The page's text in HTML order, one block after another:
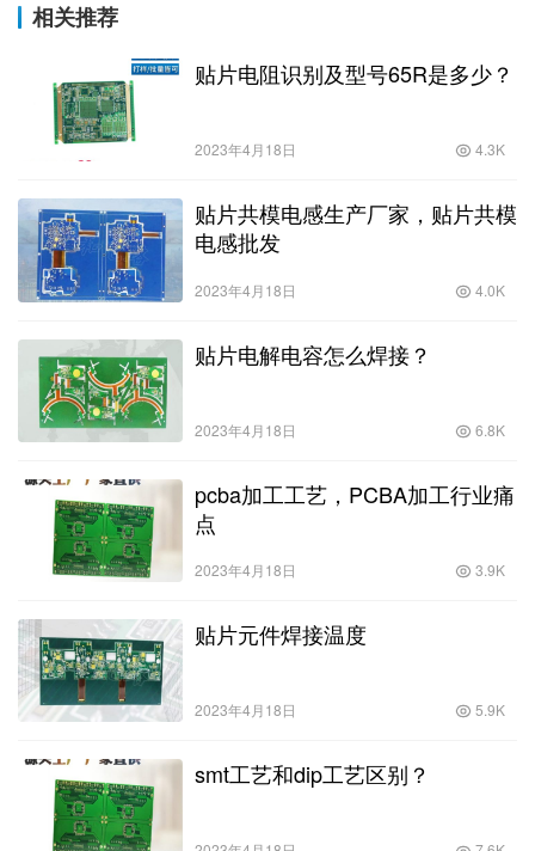
相关推荐
贴片电阻识别及型号65R是多少？
2023年4月18日 4.3K
贴片共模电感生产厂家，贴片共模
电感批发
2023年4月18日 4.0K
贴片电解电容怎么焊接？
2023年4月18日 6.8K
pcba加工工艺，PCBA加工行业痛
点
2023年4月18日 3.9K
贴片元件焊接温度
2023年4月18日 5.9K
smt工艺和dip工艺区别？